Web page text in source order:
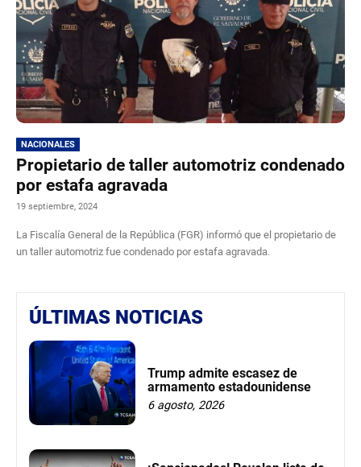
NACIONALES
Propietario de taller automotriz condenado
por estafa agravada
19 septiembre, 2024
La Fiscalía General de la República (FGR) informó que el propietario de
un taller automotriz fue condenado por estafa agravada.
ÚLTIMAS NOTICIAS
Trump admite escasez de
armamento estadounidense
6 agosto, 2026